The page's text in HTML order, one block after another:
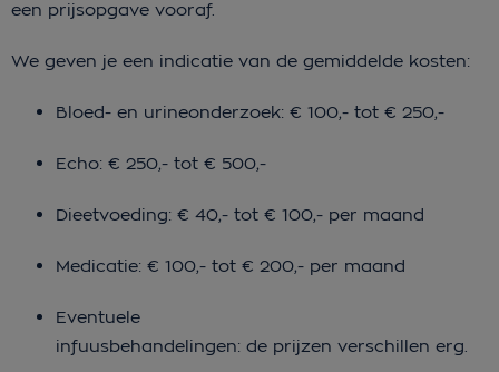
een prijsopgave vooraf.
We geven je een indicatie van de gemiddelde kosten:
Bloed- en urineonderzoek: € 100,- tot € 250,-
Echo: € 250,- tot € 500,-
Dieetvoeding: € 40,- tot € 100,- per maand
Medicatie: € 100,- tot € 200,- per maand
Eventuele
infuusbehandelingen: de prijzen verschillen erg.